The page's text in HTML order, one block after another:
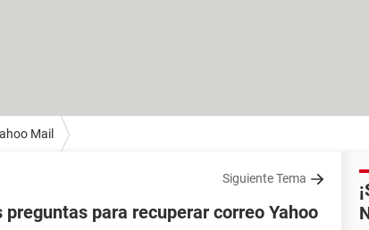
Mail
Siguiente Tema
para recuperar correo Yahoo